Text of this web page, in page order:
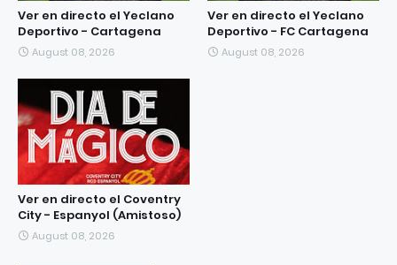
Ver en directo el Yeclano
Deportivo - Cartagena
August 08, 2026
Ver en directo el Yeclano
Deportivo - FC Cartagena
August 08, 2026
Ver en directo el Coventry
City - Espanyol (Amistoso)
August 08, 2026